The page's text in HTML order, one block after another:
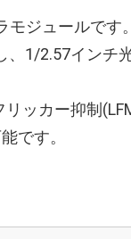
モジュールです
、1/2.57インチ
リッカー抑制
です。